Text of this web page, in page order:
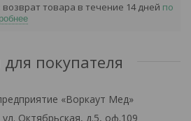
возврат товара в течение 14 дней по
покупателя
«Воркаут Мед»
Октябрьская, д.5, оф.109